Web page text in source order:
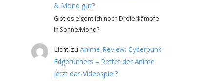
& Mond gut?
Gibt es eigentlich noch Dreierkämpfe
in Sonne/Mond?
Lichtzu Anime-Review: Cyberpunk:
Edgerunners – Rettet der Anime
jetzt das Videospiel?